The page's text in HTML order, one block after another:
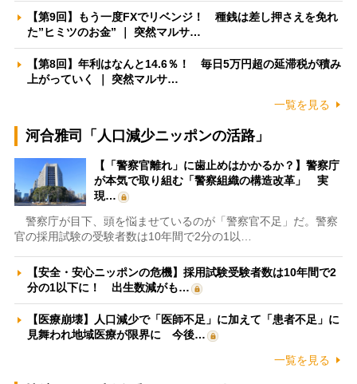
【第9回】もう一度FXでリベンジ！ 種銭は差し押さえを免れ
た”ヒミツのお金” ｜ 突然マルサ…
【第8回】年利はなんと14.6％！ 毎日5万円超の延滞税が積み
上がっていく ｜ 突然マルサ…
一覧を見る
河合雅司「人口減少ニッポンの活路」
【「警察官離れ」に歯止めはかかるか？】警察庁
が本気で取り組む「警察組織の構造改革」 実
現…
警察庁が目下、頭を悩ませているのが「警察官不足」だ。警察
官の採用試験の受験者数は10年間で2分の1以…
【安全・安心ニッポンの危機】採用試験受験者数は10年間で2
分の1以下に！ 出生数減がも…
【医療崩壊】人口減少で「医師不足」に加えて「患者不足」に
見舞われ地域医療が限界に 今後…
一覧を見る